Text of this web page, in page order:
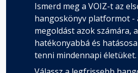
Ismerd meg a VOIZ-t az
hangoskönyv platformot -
megoldást azok számára,
hatékonyabbá és
tenni mindennapi életüket.